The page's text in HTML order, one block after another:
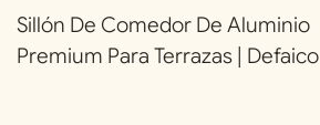
Sillón De Comedor De Aluminio
Premium Para Terrazas | Defaico